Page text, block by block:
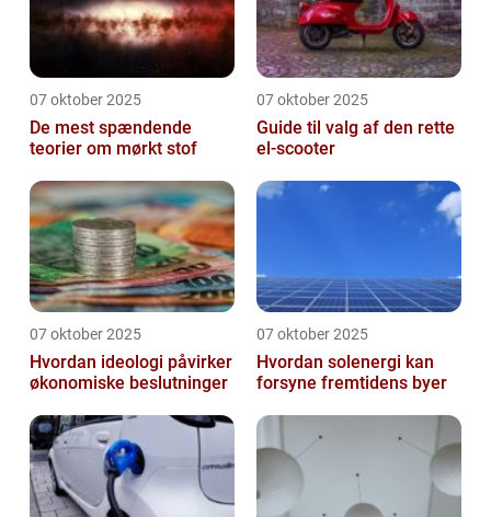
07 oktober 2025
De mest spændende
teorier om mørkt stof
07 oktober 2025
Guide til valg af den rette
el-scooter
07 oktober 2025
Hvordan ideologi påvirker
økonomiske beslutninger
07 oktober 2025
Hvordan solenergi kan
forsyne fremtidens byer